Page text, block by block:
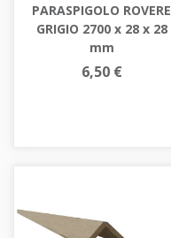
PARASPIGOLO ROVERE
GRIGIO 2700 x 28 x 28
mm
6,50 €